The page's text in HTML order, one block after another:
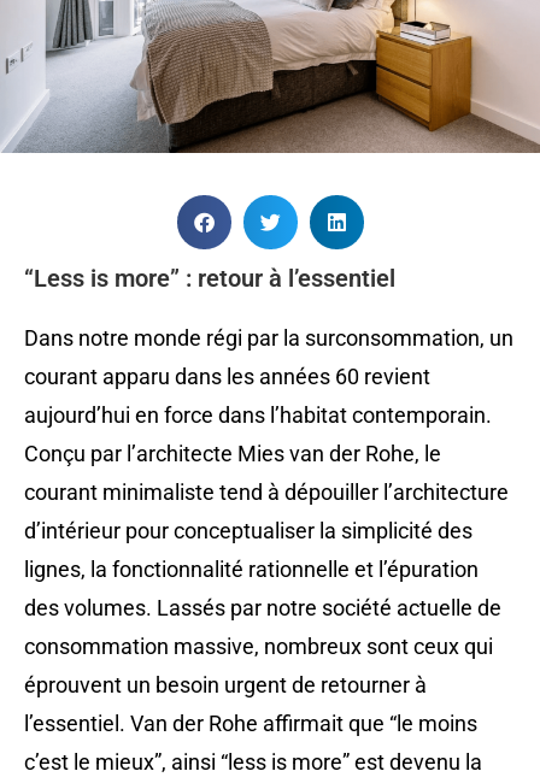
“Less is more” : retour à l’essentiel
Dans notre monde régi par la surconsommation, un
courant apparu dans les années 60 revient
aujourd’hui en force dans l’habitat contemporain.
Conçu par l’architecte Mies van der Rohe, le
courant minimaliste tend à dépouiller l’architecture
d’intérieur pour conceptualiser la simplicité des
lignes, la fonctionnalité rationnelle et l’épuration
des volumes. Lassés par notre société actuelle de
consommation massive, nombreux sont ceux qui
éprouvent un besoin urgent de retourner à
l’essentiel. Van der Rohe affirmait que “le moins
c’est le mieux”, ainsi “less is more” est devenu la